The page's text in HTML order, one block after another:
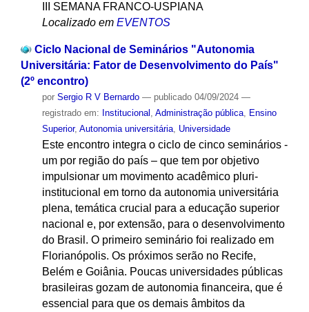
III SEMANA FRANCO-USPIANA
Localizado em EVENTOS
Ciclo Nacional de Seminários "Autonomia
Universitária: Fator de Desenvolvimento do País"
(2º encontro)
por Sergio R V Bernardo — publicado04/09/2024 —
registrado em: Institucional Administração pública,
Ensino
Superior, Autonomia universitária, Universidade
Este encontro integra o ciclo de cinco seminários -
um por região do país – que tem por objetivo
impulsionar um movimento acadêmico pluri-
institucional em torno da autonomia universitária
plena, temática crucial para a educação superior
nacional e, por extensão, para o desenvolvimento
do Brasil. O primeiro seminário foi realizado em
Florianópolis. Os próximos serão no Recife,
Belém e Goiânia. Poucas universidades públicas
brasileiras gozam de autonomia financeira, que é
essencial para que os demais âmbitos da